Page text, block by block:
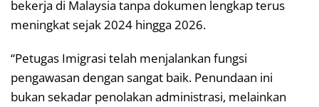
bekerja di Malaysia tanpa dokumen lengkap terus
meningkat sejak 2024 hingga 2026.
“Petugas Imigrasi telah menjalankan fungsi
pengawasan dengan sangat baik. Penundaan ini
bukan sekadar penolakan administrasi, melainkan